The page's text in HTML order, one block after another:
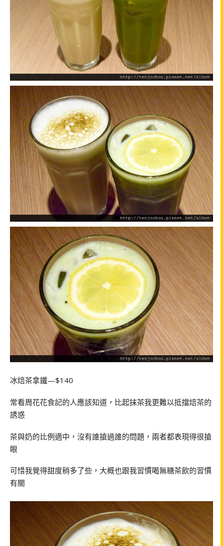
冰焙茶拿鐵—$140
常看周花花食記的人應該知道，比起抹茶我更難以抵擋焙茶的
誘惑
茶與奶的比例適中，沒有誰搶過誰的問題，兩者都表現得很搶
眼
可惜我覺得甜度稍多了些，大概也跟我習慣喝無糖茶飲的習慣
有關